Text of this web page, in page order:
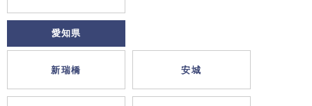
愛知県
新瑞橋 安城